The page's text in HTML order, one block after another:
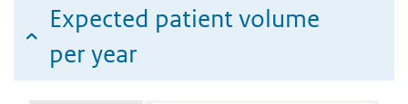
Expected patient volume
per year